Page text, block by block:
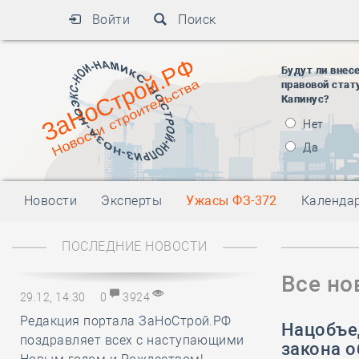
Войти Поиск
Будут ли
правовой
Капинус?
Нет
Да
Новости Эксперты Ужасы ФЗ-372
ПОСЛЕДНИЕ НОВОСТИ
29.12, 14:30 0 3924
Редакция портала ЗаНоСтрой.РФ
поздравляет всех с наступающими
Все
закона